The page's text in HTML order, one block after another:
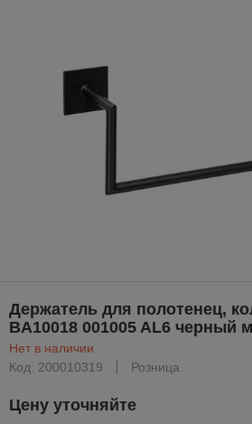
Держатель для полотенец,
BA10018 001005 AL6 черный
Нет в наличии
Код: 200010319
Розница
Цену уточняйте